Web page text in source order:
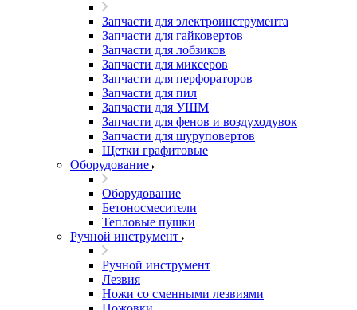
Запчасти для электроинструмента
Запчасти для гайковертов
Запчасти для лобзиков
Запчасти для миксеров
Запчасти для перфораторов
Запчасти для пил
Запчасти для УШМ
Запчасти для фенов и воздуходувок
Запчасти для шуруповертов
Щетки графитовые
Оборудование
Оборудование
Бетоносмесители
Тепловые пушки
Ручной инструмент
Ручной инструмент
Лезвия
Ножи со сменными лезвиями